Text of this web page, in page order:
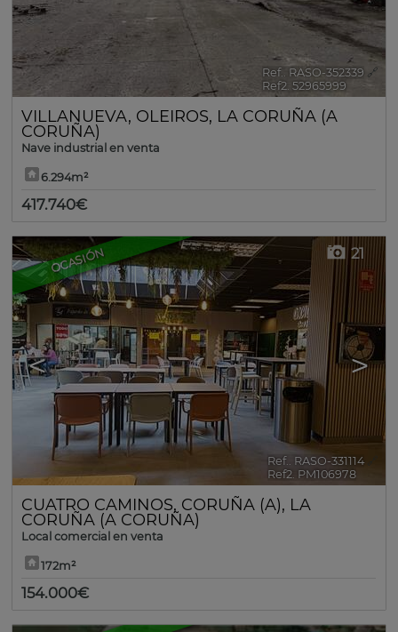
Ref.. RASO-352339 🔗
Ref2. 52965999
VILLANUEVA, OLEIROS, LA CORUÑA (A
CORUÑA)
Nave industrial en venta
6.294m²
417.740€
OCASIÓN
< >
21
Ref.. RASO-331114
Ref2. PM106978
CUATRO CAMINOS, CORUÑA (A), LA
CORUÑA (A CORUÑA)
Local comercial en venta
172m²
154.000€